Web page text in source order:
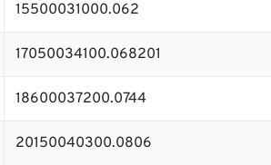
15500031000.062
17050034100.068201
18600037200.0744
20150040300.0806